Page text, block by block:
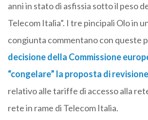
anni in stato di asfissia sotto il peso
Telecom Italia”. I tre pincipali Olo in
congiunta commentano con queste
decisione della Commissione
“congelare” la proposta di
relativo alle tariffe di accesso alla
rete in rame di Telecom Italia.